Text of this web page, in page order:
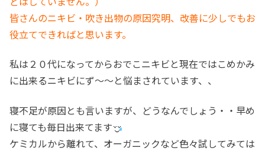
皆さんのニキビ・吹き出物の原因究明、改善に少しでもお
役立てできればと思います。
私は２０代になってからおでこニキビと現在ではこめかみ
に出来るニキビにず～～と悩まされています、、
寝不足が原因とも言いますが、どうなんでしょう・・早め
に寝ても毎日出来てます
ケミカルから離れて、オーガニックなど色々試してみては